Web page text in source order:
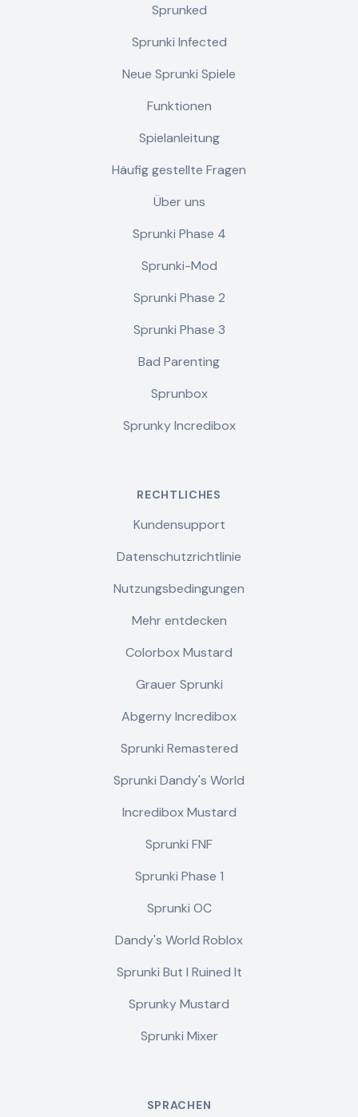
Sprunked
Sprunki Infected
Neue Sprunki Spiele
Funktionen
Spielanleitung
Häufig gestellte Fragen
Über uns
Sprunki Phase 4
Sprunki-Mod
Sprunki Phase 2
Sprunki Phase 3
Bad Parenting
Sprunbox
Sprunky Incredibox
RECHTLICHES
Kundensupport
Datenschutzrichtlinie
Nutzungsbedingungen
Mehr entdecken
Colorbox Mustard
Grauer Sprunki
Abgerny Incredibox
Sprunki Remastered
Sprunki Dandy's World
Incredibox Mustard
Sprunki FNF
Sprunki Phase 1
Sprunki OC
Dandy's World Roblox
Sprunki But I Ruined It
Sprunky Mustard
Sprunki Mixer
SPRACHEN